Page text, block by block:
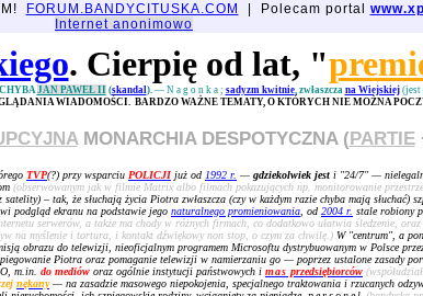
FORUM.BANDYCITUSKA.COM | Polecam portal
Internet anonimowo
. Cierpię od lat, "
JAN PAWEŁ II (skandal).— Nagonka ; sadyzm kwitnie, zwłaszcza na Wiejskiej(jest
WIADOMOŚCI. BARDZO WAŻNE TEMATY, O KTÓRYCH NIE MOŻNA
MONARCHIA DESPOTYCZNA (PARTIE
TVP(?) przy wsparciu POLICJI już od 1992 r. — gdziekolwiek jest i "24/7" —
(obserwowanym jak w filmie Matrix albo filmach pokazujących np. monitorowanie
– tak, że słuchają życia Piotra zwłaszcza (czy w każdym razie chyba mają
podgląd ekranu na podstawie jego naturalnego promieniowania , od 2004 r. stale robiony
serwerów, a także ma chody w różnych firmach, co dodatkowo ułatwia śledzenie,
na myślenie i tortura, i kontakt dźwiękowy non stop, o czym za chwilę.) W "centrum", a
obrazu do telewizji, nieoficjalnym programem Microsoftu dystrybuowanym w Polsce
Piotra oraz pomaganie telewizji w namierzaniu go — poprzez ustalone zasady
m.in. do mediów oraz ogólnie instytucji państwowych i mas przedsiębiorców
nękany— na zasadzie masowego niepokojenia, specjalnego traktowania i rzucanych